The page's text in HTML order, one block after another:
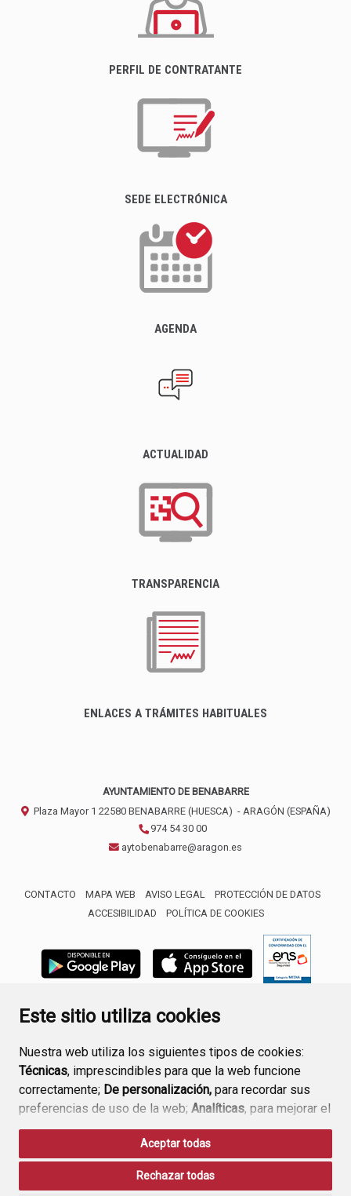
Este sitio utiliza cookies
Nuestra web utiliza los siguientes tipos de cookies:
Técnicas, imprescindibles para que la web funcione
correctamente; De personalización, para recordar sus
preferencias de uso de la web; Analíticas, para mejorar el
funcionamiento de la web y sus servicios.
Si acepta pulsando el botón“Aceptar todas”
consideramos que acepta su uso. Si pulsa el botón
Aceptar todas
Rechazar todas
PERFIL DE CONTRATANTE
SEDE ELECTRÓNICA
AGENDA
ACTUALIDAD
TRANSPARENCIA
ENLACES A TRÁMITES HABITUALES
AYUNTAMIENTO DE BENABARRE
Plaza Mayor 1 22580 BENABARRE (HUESCA) - ARAGÓN (ESPAÑA)
974 54 30 00
aytobenabarre@aragon.es
CONTACTO MAPA WEB AVISO LEGAL
PROTECCIÓN DE DATOS
ACCESIBILIDAD
POLÍTICA DE COOKIES